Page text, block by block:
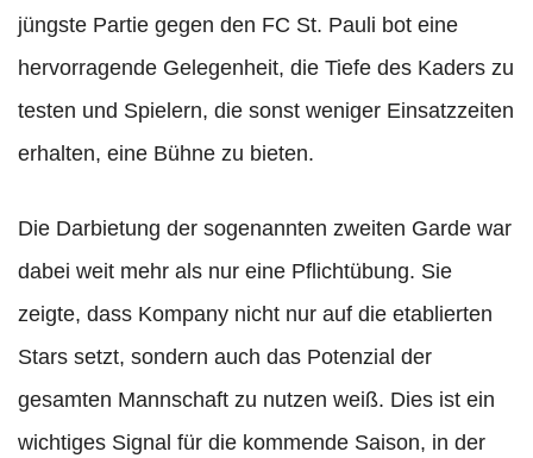
jüngste Partie gegen den FC St. Pauli bot eine
hervorragende Gelegenheit, die Tiefe des Kaders zu
testen und Spielern, die sonst weniger Einsatzzeiten
erhalten, eine Bühne zu bieten.
Die Darbietung der sogenannten zweiten Garde war
dabei weit mehr als nur eine Pflichtübung. Sie
zeigte, dass Kompany nicht nur auf die etablierten
Stars setzt, sondern auch das Potenzial der
gesamten Mannschaft zu nutzen weiß. Dies ist ein
wichtiges Signal für die kommende Saison, in der